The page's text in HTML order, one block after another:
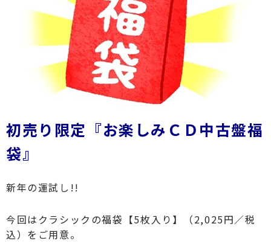
初売り限定『お楽しみＣＤ中古盤福
袋』
新年の運試し!!
今回は クラシックの福袋【5枚入り 】
（2,025円／税
込）をご用意。